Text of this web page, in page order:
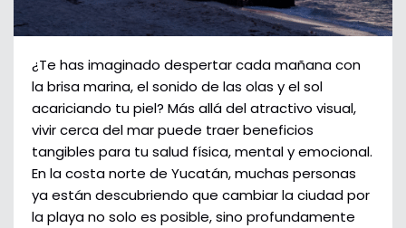
¿Te has imaginado despertar cada mañana con
la brisa marina, el sonido de las olas y el sol
acariciando tu piel? Más allá del atractivo visual,
vivir cerca del mar puede traer beneficios
tangibles para tu salud física, mental y emocional.
En la costa norte de Yucatán, muchas personas
ya están descubriendo que cambiar la ciudad por
la playa no solo es posible, sino profundamente